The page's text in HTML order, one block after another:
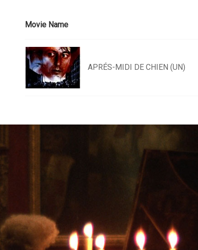
Movie Name
APRÉS-MIDI DE CHIEN (UN)